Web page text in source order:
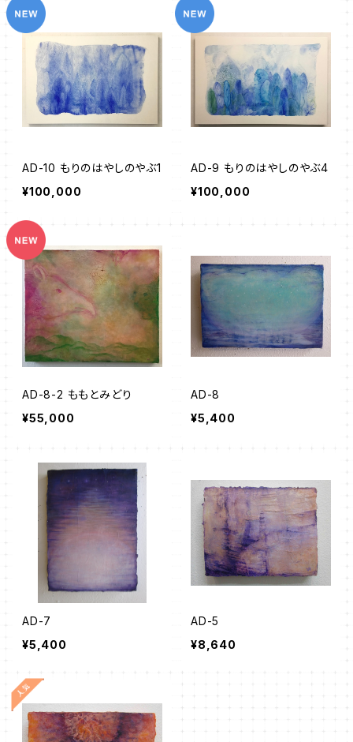
AD-10 もりのはやしのやぶ1
¥100,000
AD-9 もりのはやしのやぶ4
¥100,000
AD-8-2 ももとみどり
¥55,000
AD-8
¥5,400
AD-7
¥5,400
AD-5
¥8,640